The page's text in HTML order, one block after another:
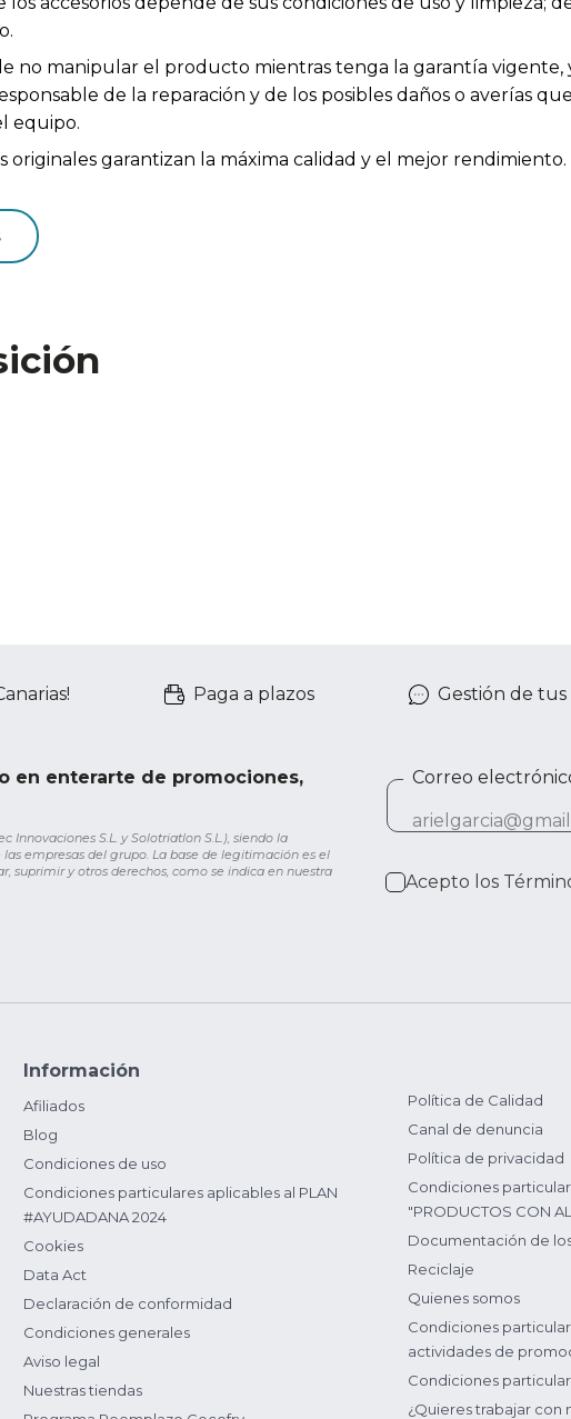
no manipular el producto mientras tenga la garantía vigente,
de la reparación y de los posibles daños o averías
equipo.
originales garantizan la máxima calidad y el mejor
Paga a plazos Gestión de tus
en enterarte de promociones,
S.L. y Solotriatlon S.L.), siendo la
empresas del grupo. La base de legitimación es el
suprimir y otros derechos, como se indica en nuestra
Correo
Acepto los
Información
Afiliados
Blog
Condiciones de uso
Condiciones particulares aplicables al PLAN
#AYUDADANA 2024
Cookies
Data Act
Declaración de conformidad
Condiciones generales
Aviso legal
Nuestras tiendas
Política de Calidad
Canal de denuncia
Política de privacidad
Condiciones
"PRODUCTOS CON
Documentación de
Reciclaje
Quienes somos
Condiciones
actividades de
Condiciones
¿Quieres trabajar con